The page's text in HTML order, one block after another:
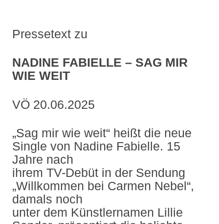
Pressetext zu
NADINE FABIELLE – SAG MIR
WIE WEIT
VÖ 20.06.2025
„Sag mir wie weit“ heißt die neue
Single von Nadine Fabielle. 15
Jahre nach
ihrem TV-Debüt in der Sendung
„Willkommen bei Carmen Nebel“,
damals noch
unter dem Künstlernamen Lillie